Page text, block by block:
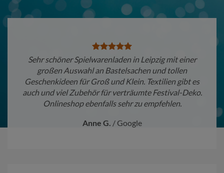
Sehr schöner Spielwarenladen in Leipzig mit einer
großen Auswahl an Bastelsachen und tollen
Geschenkideen für Groß und Klein. Textilien gibt es
auch und viel Zubehör für verträumte Festival-Deko.
Onlineshop ebenfalls sehr zu empfehlen.
Anne G. / Google